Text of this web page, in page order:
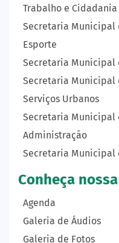
Trabalho e Cidadania
Secretaria Municipal
Esporte
Secretaria Municipal
Secretaria Municipal
Serviços Urbanos
Secretaria Municipal
Administração
Secretaria Municipal
Conheça
Agenda
Galeria de Áudios
Galeria de Fotos